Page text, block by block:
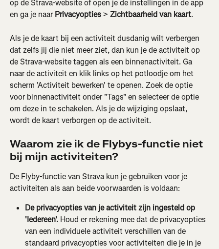
op de Strava-website of open je de instellingen in de app
en ga je naar Privacyopties > Zichtbaarheid van kaart.
Als je de kaart bij een activiteit dusdanig wilt verbergen
dat zelfs jij die niet meer ziet, dan kun je de activiteit op
de Strava-website taggen als een binnenactiviteit. Ga
naar de activiteit en klik links op het potloodje om het
scherm 'Activiteit bewerken' te openen. Zoek de optie
voor binnenactiviteit onder "Tags" en selecteer de optie
om deze in te schakelen. Als je de wijziging opslaat,
wordt de kaart verborgen op de activiteit.
Waarom zie ik de Flybys-functie niet
bij mijn activiteiten?
De Flyby-functie van Strava kun je gebruiken voor je
activiteiten als aan beide voorwaarden is voldaan:
De privacyopties van je activiteit zijn ingesteld op
'Iedereen'. Houd er rekening mee dat de privacyopties
van een individuele activiteit verschillen van de
standaard privacyopties voor activiteiten die je in je